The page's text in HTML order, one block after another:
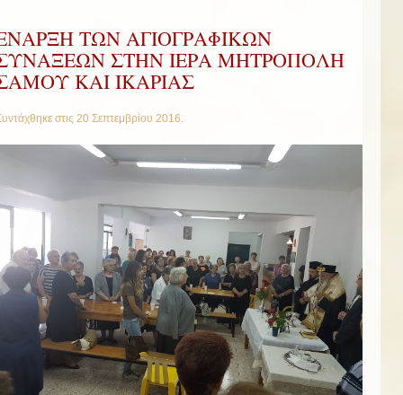
ΤΩΝ ΑΓΙΟΓΡΑΦΙΚΩΝ
ΣΤΗΝ ΙΕΡΑ ΜΗΤΡΟΠΟΛΗ
ΚΑΙ ΙΚΑΡΙΑΣ
στις 20 Σεπτεμβρίου 2016.